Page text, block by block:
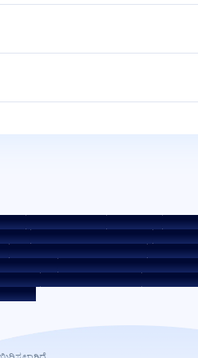
ಹರಾಜು ಪೋರ್ಟಲ್ ಕುಕೀ ಪಾಲಿಸಿ ಗೌಪ್ಯತಾ
ಸೋಶಿಯಲ್ ಮೀಡಿಯಾ ಪಾಲಿಸಿ ಹಕ್ಕು
ಸಹ-ಸಾಲ ನೀಡುವ ಪಾಲುದಾರಿಕೆಗಳು
ಸಾಲಗಾರರ
ಪ್ರಕ್ರಿಯೆ
ಕಾರ್ಪೊರೇಟ್ ಆಡಳಿತದ ಆಂತರಿಕ
ಲಿಕ್ವಿಡಿಟಿ ರಿಸ್ಕ್ ಬಗ್ಗೆ ಪ್ರಕಟಣೆ ಡಿಜಿಟಲ್